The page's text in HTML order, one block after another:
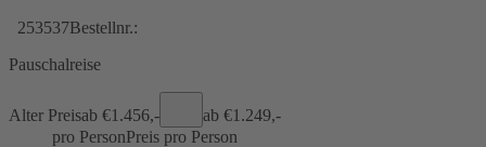
253537Bestellnr.:
Pauschalreise
Alter Preisab €1.456,- ab €1.249,-
pro PersonPreis pro Person